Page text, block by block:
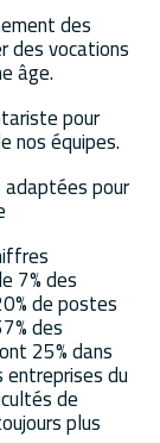
des
des vocations
âge.
pour
nos équipes.
pour
7% des
de postes
des
25% dans
du
de
plus